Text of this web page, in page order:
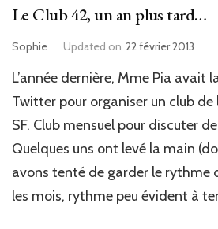
Le Club 42, un an plus tard…
Sophie Updated on 22 février 2013
L’année dernière, Mme Pia avait
Twitter pour organiser un club
SF. Club mensuel pour discuter
Quelques uns ont levé la main
avons tenté de garder le rythme
les mois, rythme peu évident à